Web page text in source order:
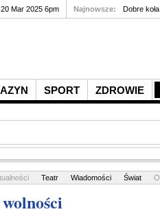
SPORT ZDROWIE
Mar 2025 6pm Najnowsze: Dobre
Teatr Wiadomości Świat